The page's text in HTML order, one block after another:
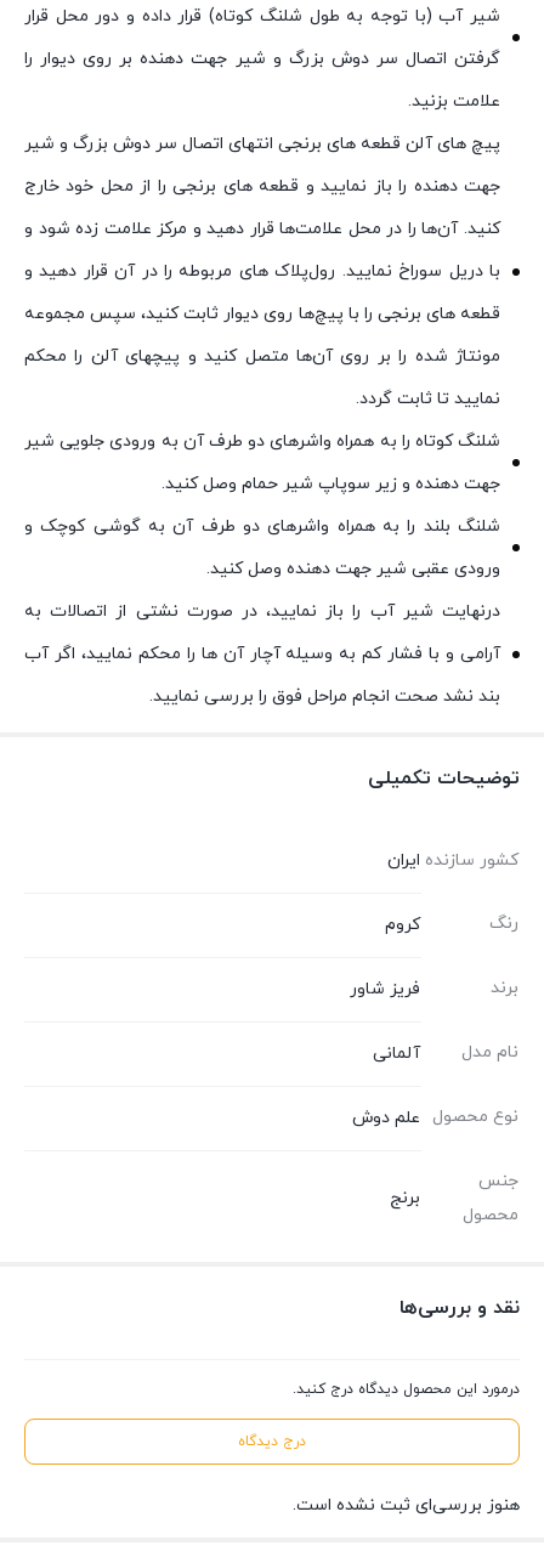
شیر آب (با توجه به طول شلنگ کوتاه) قرار داده و دور محل قرار
گرفتن اتصال سر دوش بزرگ و شیر جهت دهنده بر روی دیوار را
علامت بزنید.
پیچ های آلن قطعه های برنجی انتهای اتصال سر دوش بزرگ و شیر
جهت دهنده را باز نمایید و قطعه های برنجی را از محل خود خارج
کنید. آن‌ها را در محل علامت‌ها قرار دهید و مرکز علامت زده شود و
با دریل سوراخ نمایید. رول‌پلاک‌ های مربوطه را در آن قرار دهید و
قطعه های برنجی را با پیچ‌ها روی دیوار ثابت کنید، سپس مجموعه
مونتاژ شده را بر روی آن‌ها متصل کنید و پیچهای آلن را محکم
نمایید تا ثابت گردد.
شلنگ کوتاه را به همراه واشرهای دو طرف آن به ورودی جلویی شیر
جهت دهنده و زیر سوپاپ شیر حمام وصل کنید.
شلنگ بلند را به همراه واشرهای دو طرف آن به گوشی کوچک و
ورودی عقبی شیر جهت دهنده وصل کنید.
درنهایت شیر آب را باز نمایید، در صورت نشتی از اتصالات به
آرامی و با فشار کم به وسیله آچار آن ها را محکم نمایید، اگر آب
بند نشد صحت انجام مراحل فوق را بررسی نمایید.
توضیحات تکمیلی
کشور سازنده ایران
رنگ کروم
برند فریز شاور
نام مدل آلمانی
نوع محصول علم دوش
جنس
محصول
برنج
نقد و بررسی‌ها
درمورد این محصول دیدگاه درج کنید.
درج دیدگاه
هنوز بررسی‌ای ثبت نشده است.